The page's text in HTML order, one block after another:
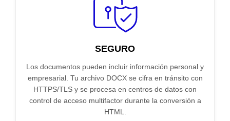
SEGURO
Los documentos pueden incluir información personal y
empresarial. Tu archivo DOCX se cifra en tránsito con
HTTPS/TLS y se procesa en centros de datos con
control de acceso multifactor durante la conversión a
HTML.